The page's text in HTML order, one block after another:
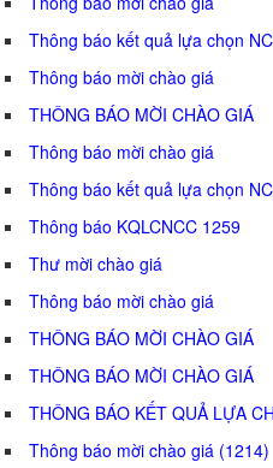
Thông báo kết quả lựa chọn
Thông báo mời chào giá
THÔNG BÁO MỜI CHÀO GIÁ
Thông báo mời chào giá
Thông báo kết quả lựa chọn
Thông báo KQLCNCC 1259
Thư mời chào giá
Thông báo mời chào giá
THÔNG BÁO MỜI CHÀO GIÁ
THÔNG BÁO MỜI CHÀO GIÁ
THÔNG BÁO KẾT QUẢ LỰA
Thông báo mời chào giá (1214)